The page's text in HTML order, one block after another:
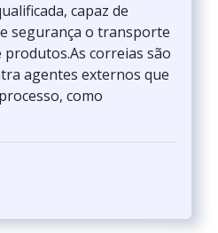
capaz de
segurança o transporte
correias são
agentes externos que
como